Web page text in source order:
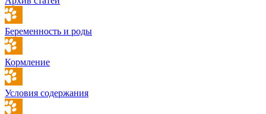
Беременность и роды
Кормление
Условия содержания